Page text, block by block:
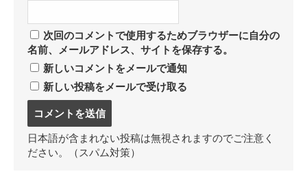
次回のコメントで使用するためブラウザーに自分の
名前、メールアドレス、サイトを保存する。
新しいコメントをメールで通知
新しい投稿をメールで受け取る
ン
ト
日本語が含まれない投稿は無視されますのでご注意く
ださい。（スパム対策）